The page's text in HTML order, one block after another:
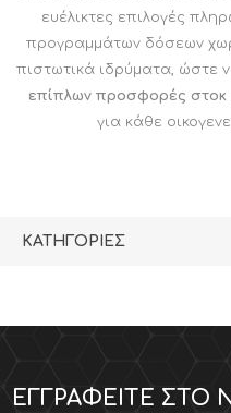
ευέλικτες επιλογές
προγραμμάτων δόσεων
πιστωτικά ιδρύματα, ώστε
επίπλων προσφορές στοκ
για κάθε
ΚΑΤΗΓΟΡΊΕΣ
ΕΓΓΡΑΦΕΊΤΕ ΣΤΟ